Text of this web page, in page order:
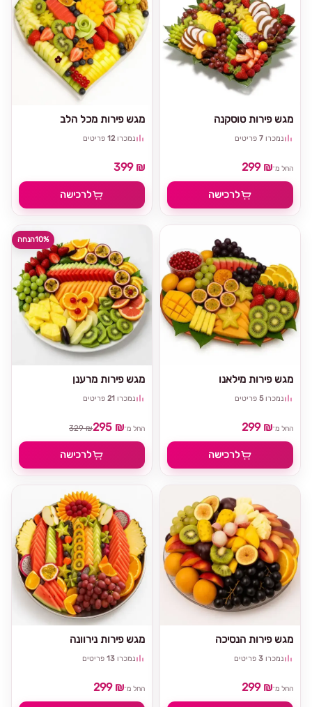
מגש פירות מכל הלב
נמכרו 12 פריטים
399 ₪
לרכישה
מגש פירות טוסקנה
נמכרו 7 פריטים
החל מ־299 ₪
לרכישה
10%הנחה
מגש פירות מרענן
נמכרו 21 פריטים
החל מ־295 ₪
329 ₪
לרכישה
מגש פירות מילאנו
נמכרו5 פריטים
החל מ־299 ₪
לרכישה
מגש פירות נירוונה
נמכרו 13 פריטים
החל מ־299 ₪
מגש פירות הנסיכה
נמכרו 3 פריטים
החל מ־299 ₪